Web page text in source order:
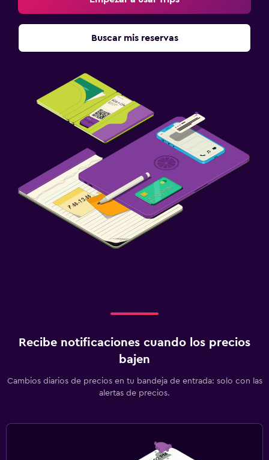
Buscar mis reservas
Recibe notificaciones cuando los precios
bajen
Cambios diarios de precios en tu bandeja de entrada: solo con las
alertas de precios.